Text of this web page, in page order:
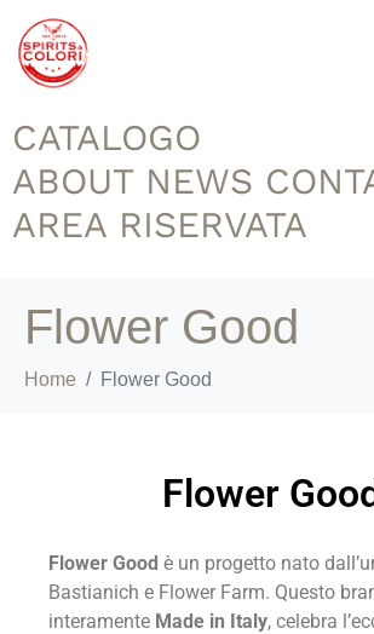
CATALOGO
ABOUT NEWS
AREA RISERVATA
Flower Good
Home Flower Good
Flower
Flower Good è un progetto nato
Bastianich e Flower Farm. Questo
interamente Made in Italy, celebra